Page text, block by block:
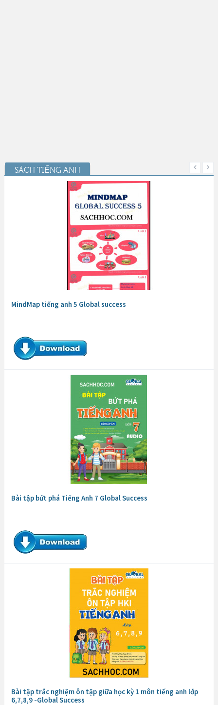
SÁCH TIẾNG ANH
MindMap tiếng anh 5 Global success
Bài tập bứt phá Tiếng Anh 7 Global Success
Bài tập trắc nghiệm ôn tập giữa học kỳ 1 môn tiếng anh lớp
6,7,8,9 -Global Success